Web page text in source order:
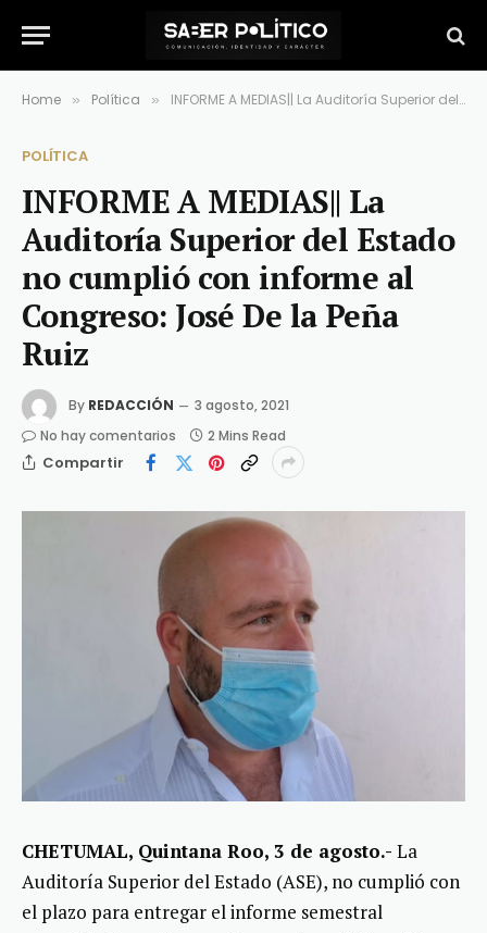
Home » Política » INFORME A MEDIAS|| La Auditoría Superior del Estado no cumplió con informe al Congreso: José De la Peña Ruiz
POLÍTICA
INFORME A MEDIAS|| La
Auditoría Superior del Estado
no cumplió con informe al
Congreso: José De la Peña
Ruiz
By REDACCIÓN
3 agosto, 2021
No hay comentarios
2 Mins Read
Compartir
CHETUMAL, Quintana Roo, 3 de agosto.- La
Auditoría Superior del Estado (ASE), no cumplió con
el plazo para entregar el informe semestral